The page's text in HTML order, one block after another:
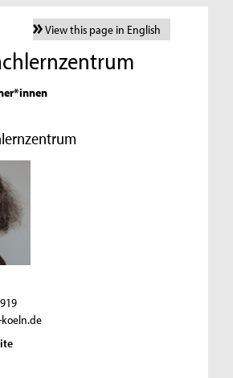
View this page in English